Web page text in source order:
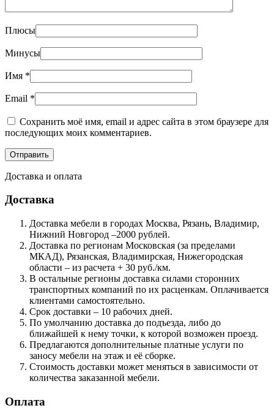
Плюсы
Минусы
Имя *
Email *
Сохранить моё имя, email и адрес сайта в этом браузере для
последующих моих комментариев.
Доставка и оплата
Доставка
Доставка мебели в городах Москва, Рязань, Владимир,
Нижний Новгород –2000 рублей.
Доставка по регионам Московская (за пределами
МКАД), Рязанская, Владимирская, Нижегородская
области – из расчета + 30 руб./км.
В остальные регионы доставка силами сторонних
транспортных компаний по их расценкам. Оплачивается
клиентами самостоятельно.
Срок доставки – 10 рабочих дней.
По умолчанию доставка до подъезда, либо до
ближайшей к нему точки, к которой возможен проезд.
Предлагаются дополнительные платные услуги по
заносу мебели на этаж и её сборке.
Стоимость доставки может меняться в зависимости от
количества заказанной мебели.
Оплата